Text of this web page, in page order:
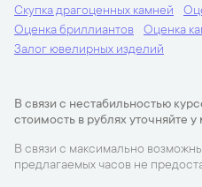
Скупка драгоценных камней
Оценка бриллиантов
Оценка
Залог ювелирных изделий
В связи с нестабильностью
стоимость в рублях уточняйте
В связи с максимально
предлагаемых часов не